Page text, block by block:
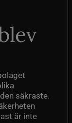
säkraste.
är inte